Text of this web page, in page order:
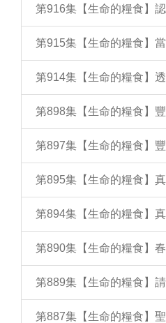
第916集【生命的糧食】
第915集【生命的糧食】
第914集【生命的糧食】
第898集【生命的糧食】
第897集【生命的糧食】
第895集【生命的糧食】
第894集【生命的糧食】
第890集【生命的糧食】
第889集【生命的糧食】
第887集【生命的糧食】